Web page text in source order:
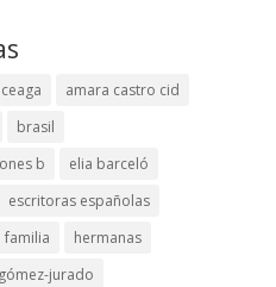
amara castro cid
brasil
b
elia barceló
escritoras españolas
familia
hermanas
jurado